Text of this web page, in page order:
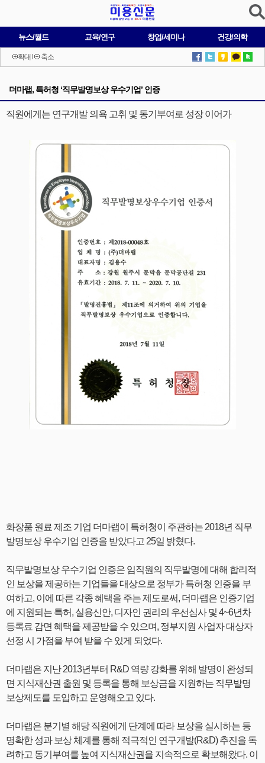
뉴스/월드 교육/연구 창업/세미나 건강/의학
확대 축소
더마랩, 특허청 ‘직무발명보상 우수기업’ 인증
직원에게는 연구개발 의욕 고취 및 동기부여로 성장 이어가
화장품 원료 제조 기업 더마랩이 특허청이 주관하는 2018년 직무
발명보상 우수기업 인증을 받았다고 25일 밝혔다.
직무발명보상 우수기업 인증은 임직원의 직무발명에 대해 합리적
인 보상을 제공하는 기업들을 대상으로 정부가 특허청 인증을 부
여하고, 이에 따른 각종 혜택을 주는 제도로써, 더마랩은 인증기업
에 지원되는 특허, 실용신안, 디자인 권리의 우선심사 및 4~6년차
등록료 감면 혜택을 제공받을 수 있으며, 정부지원 사업자 대상자
선정 시 가점을 부여 받을 수 있게 되었다.
더마랩은 지난 2013년부터 R&D 역량 강화를 위해 발명이 완성되
면 지식재산권 출원 및 등록을 통해 보상금을 지원하는 직무발명
보상제도를 도입하고 운영해오고 있다.
​더마랩은 분기별 해당 직원에게 단계에 따라 보상을 실시하는 등
명확한 성과 보상 체계를 통해 적극적인 연구개발(R&D) 추진을 독
려하고 동기부여를 높여 지식재산권을 지속적으로 확보해왔다. 이